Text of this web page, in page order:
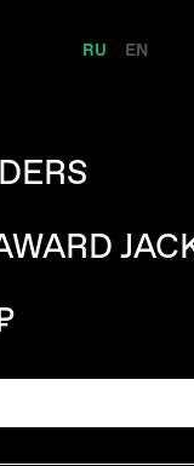
RU EN